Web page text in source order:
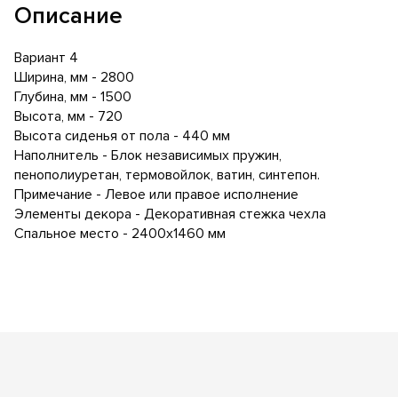
Описание
Вариант 4
Ширина, мм - 2800
Глубина, мм - 1500
Высота, мм - 720
Высота сиденья от пола - 440 мм
Наполнитель - Блок независимых пружин,
пенополиуретан, термовойлок, ватин, синтепон.
Примечание - Левое или правое исполнение
Элементы декора - Декоративная стежка чехла
Спальное место - 2400х1460 мм